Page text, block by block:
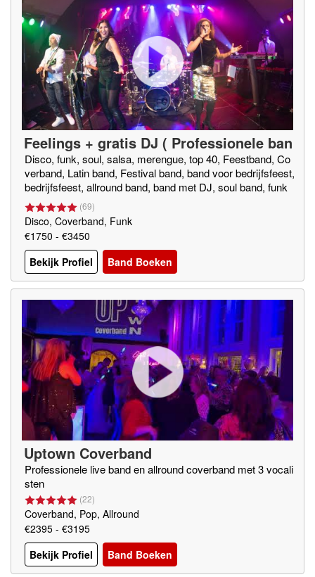
Feelings + gratis DJ ( Professionele ban
d )
Disco, funk, soul, salsa, merengue, top 40, Feestband, Co
verband, Latin band, Festival band, band voor bedrijfsfeest,
bedrijfsfeest, allround band, band met DJ, soul band, funk
band, top 40 band, gala band, bruiloft band, beste coverban
d, disco band
(69)
Disco, Coverband, Funk
€1750 - €3450
Bekijk Profiel
Band Boeken
Uptown Coverband
Professionele live band en allround coverband met 3 vocali
sten
(22)
Coverband, Pop, Allround
€2395 - €3195
Bekijk Profiel
Band Boeken